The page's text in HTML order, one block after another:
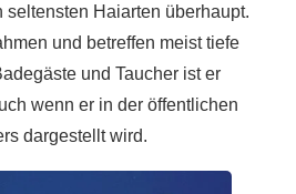
seltensten Haiarten überhaupt.
und betreffen meist tiefe
und Taucher ist er
wenn er in der öffentlichen
dargestellt wird.